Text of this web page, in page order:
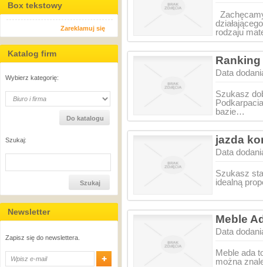
Box tekstowy
Zareklamuj się
Katalog firm
Wybierz kategorię:
Szukaj:
Newsletter
Zapisz się do newslettera.
rodzaju
Data
Szukasz
bazie…
jazda
Data
Szukasz
idealną
Meble
Data
Meble ada
można